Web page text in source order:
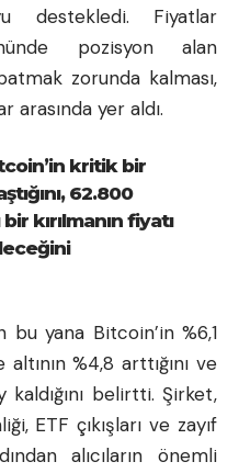
Fiyatlar
pozisyon alan
zorunda kalması,
arasında yer aldı.
kritik bir
62.800
kırılmanın fiyatı
bu yana Bitcoin’in %6,1
%4,8 arttığını ve
belirtti. Şirket,
ETF çıkışları ve zayıf
alıcıların önemli